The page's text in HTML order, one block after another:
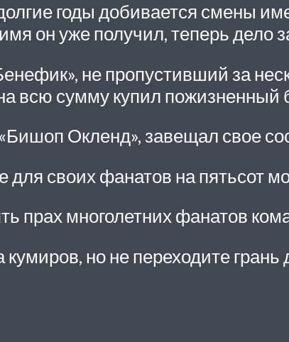
годы добивается смены
он уже получил, теперь дело
не пропустивший за
всю сумму купил пожизненный
Окленд», завещал свое
своих фанатов на пятьсот
прах многолетних фанатов
но не переходите грань